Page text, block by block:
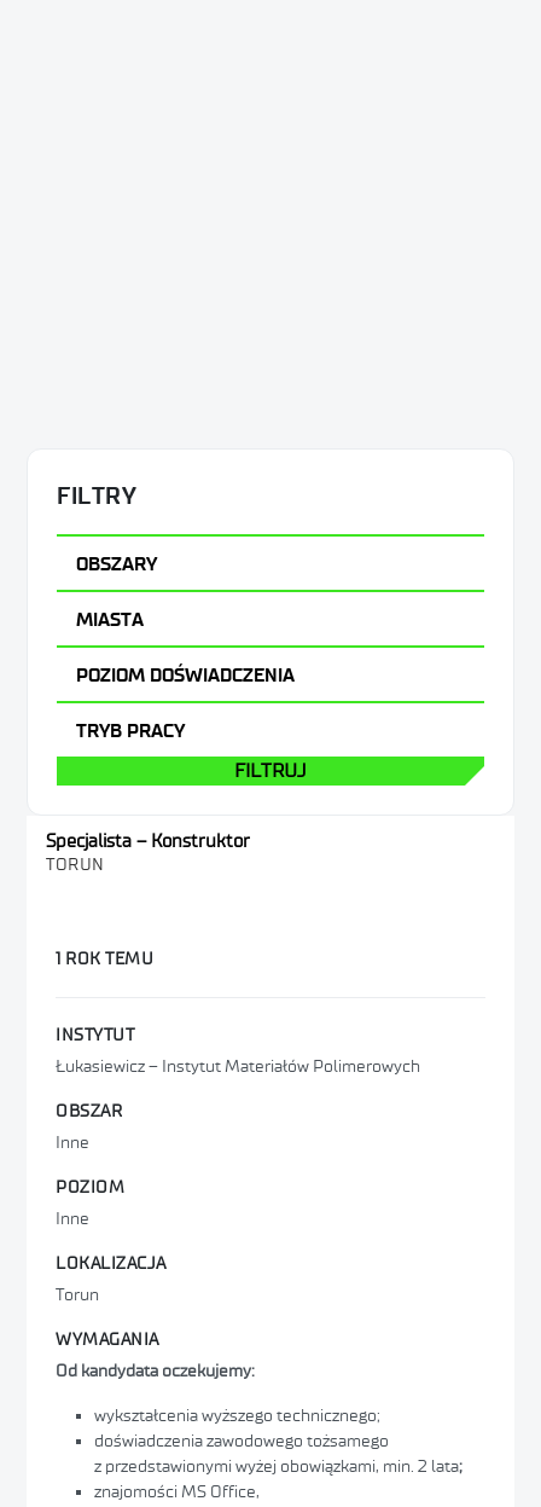
FILTRY
OBSZARY
Inne
MIASTA
Gliwice
Toruń
POZIOM DOŚWIADCZENIA
Inne
TRYB PRACY
FILTRUJ
Specjalista – Konstruktor
TORUN
1 ROK TEMU
INSTYTUT
Łukasiewicz – Instytut Materiałów Polimerowych
OBSZAR
Inne
POZIOM
Inne
LOKALIZACJA
Torun
WYMAGANIA
Od kandydata oczekujemy:
wykształcenia wyższego technicznego;
doświadczenia zawodowego tożsamego
z przedstawionymi wyżej obowiązkami, min. 2 lata;
znajomości MS Office,